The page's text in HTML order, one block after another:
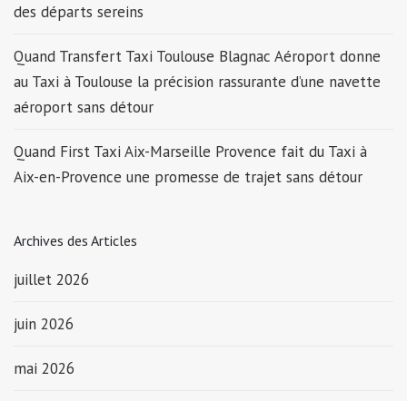
des départs sereins
Quand Transfert Taxi Toulouse Blagnac Aéroport donne
au Taxi à Toulouse la précision rassurante d’une navette
aéroport sans détour
Quand First Taxi Aix-Marseille Provence fait du Taxi à
Aix-en-Provence une promesse de trajet sans détour
Archives des Articles
juillet 2026
juin 2026
mai 2026